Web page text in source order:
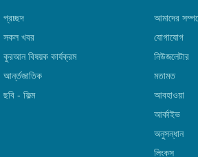
প্রচ্ছদ
সকল খবর
কুরআন বিষয়ক কার্যক্রম
আর্ন্তজাতিক
ছবি‎ - ফিল্ম
আমাদের
যোগাযোগ
নিউজলেটার
মতামত
আবহাওয়া
আর্কাইভ
অনুসন্ধান
লিংক্‌স